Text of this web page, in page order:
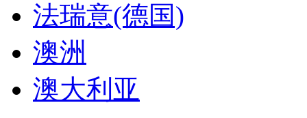
法瑞意(德国)
澳洲
澳大利亚